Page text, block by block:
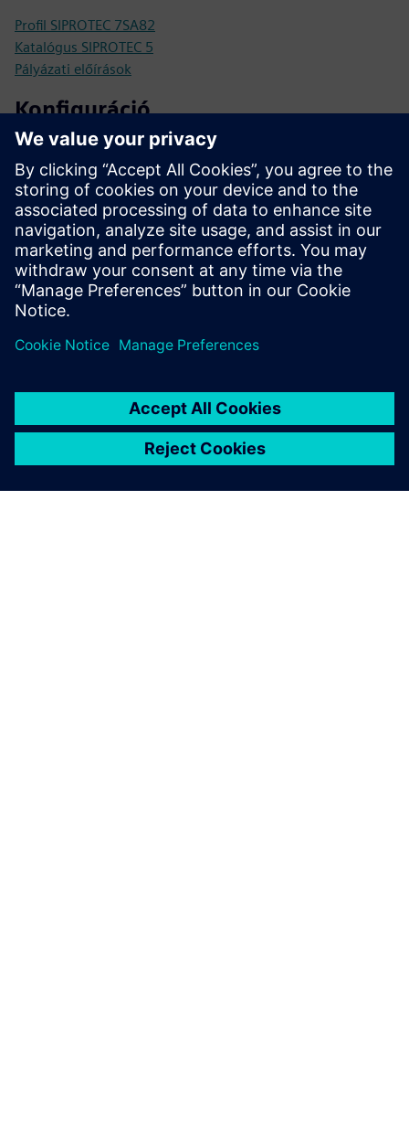
Profil SIPROTEC 7SA82
Katalógus SIPROTEC 5
Pályázati előírások
Konfiguráció
SIPROTEC 5 konfigurátor
SiePortal - Webáruház
SIPROTEC 7SA82 a SiePortalon
Műszaki dokumentáció, Firmware, Szoftveralkalmazások
példái és GYIK